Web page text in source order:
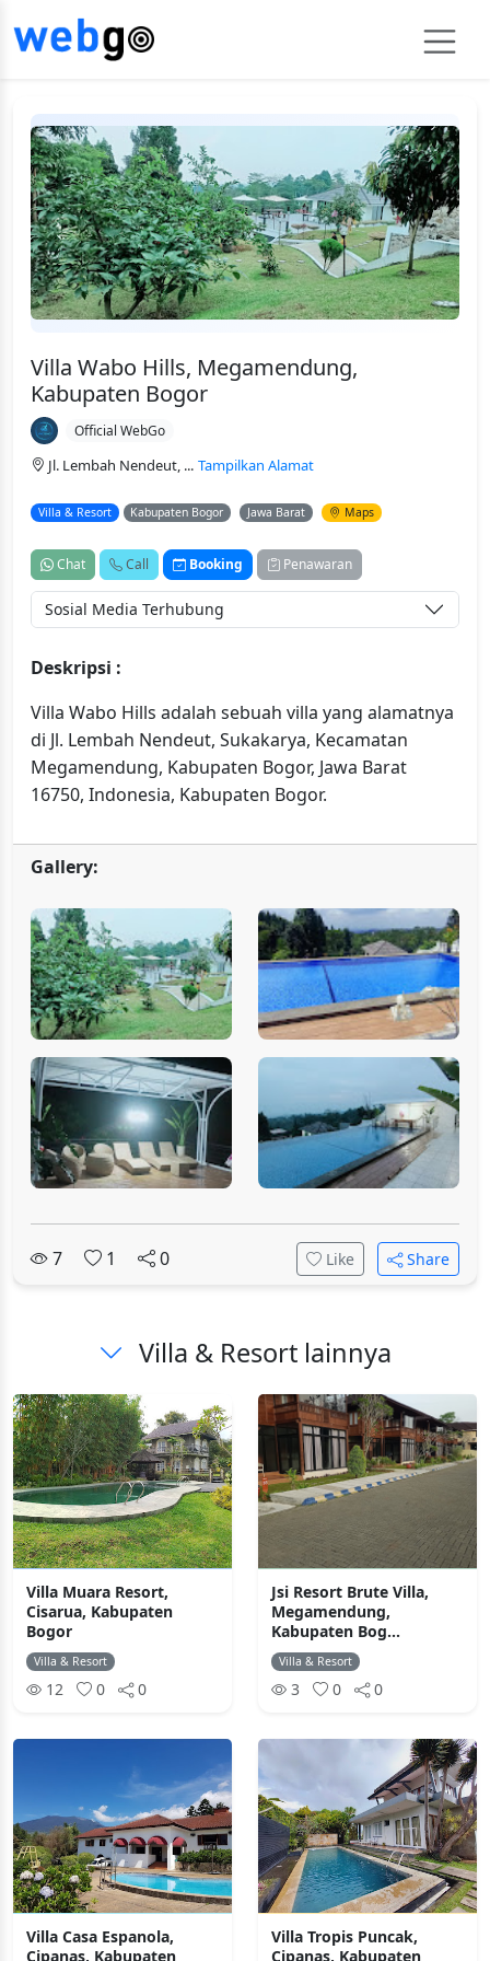
Villa Wabo Hills, Megamendung,
Kabupaten Bogor
Official WebGo
Jl. Lembah Nendeut, ... Tampilkan Alamat
Villa & Resort Kabupaten Bogor Jawa Barat Maps
Chat Call Booking Penawaran
Sosial Media Terhubung
Deskripsi :
Villa Wabo Hills adalah sebuah villa yang alamatnya
di Jl. Lembah Nendeut, Sukakarya, Kecamatan
Megamendung, Kabupaten Bogor, Jawa Barat
16750, Indonesia, Kabupaten Bogor.
Gallery:
7 1 0 Like Share
Villa & Resort lainnya
Villa Muara Resort,
Cisarua, Kabupaten
Bogor
Villa & Resort
12 0 0
Jsi Resort Brute Villa,
Megamendung,
Kabupaten Bog...
Villa & Resort
3 0 0
Villa Casa Espanola,
Cipanas, Kabupaten
Villa Tropis Puncak,
Cipanas, Kabupaten